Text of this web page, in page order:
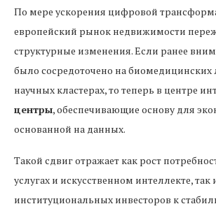
По мере ускорения цифровой
европейский рынок недвижимости
структурные изменения. Если ранее
было сосредоточено на биомедицинских
научных кластерах, то теперь в центре
центры, обеспечивающие основу для
основанной на данных.
Такой сдвиг отражает как рост
услугах и искусственном интеллекте,
институциональных инвесторов к